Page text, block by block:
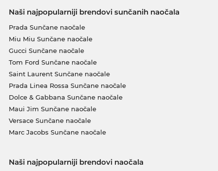
Naši najpopularniji brendovi sunčanih naočala
Prada Sunčane naočale
Miu Miu Sunčane naočale
Gucci Sunčane naočale
Tom Ford Sunčane naočale
Saint Laurent Sunčane naočale
Prada Linea Rossa Sunčane naočale
Dolce & Gabbana Sunčane naočale
Maui Jim Sunčane naočale
Versace Sunčane naočale
Marc Jacobs Sunčane naočale
Naši najpopularniji brendovi naočala